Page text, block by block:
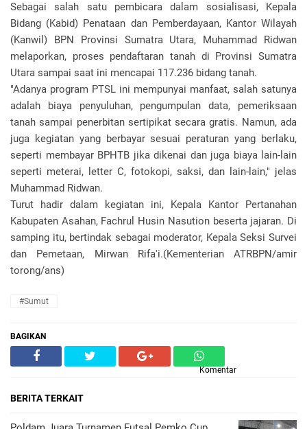
Sebagai salah satu pembicara dalam sosialisasi, Kepala
Bidang (Kabid) Penataan dan Pemberdayaan, Kantor Wilayah
(Kanwil) BPN Provinsi Sumatra Utara, Muhammad Ridwan
melaporkan, proses pendaftaran tanah di Provinsi Sumatra
Utara sampai saat ini mencapai 117.236 bidang tanah.
"Adanya program PTSL ini mempunyai manfaat, salah satunya
adalah biaya penyuluhan, pengumpulan data, pemeriksaan
tanah sampai penerbitan sertipikat secara gratis. Namun, ada
juga kegiatan yang berbayar sesuai peraturan yang berlaku,
seperti membayar BPHTB jika dikenai dan juga biaya lain-lain
seperti meterai, letter C, fotokopi, saksi, dan lain-lain," jelas
Muhammad Ridwan.
Turut hadir dalam kegiatan ini, Kepala Kantor Pertanahan
Kabupaten Asahan, Fachrul Husin Nasution beserta jajaran. Di
samping itu, bertindak sebagai moderator, Kepala Seksi Survei
dan Pemetaan, Mirwan Rifa'i.(Kementerian ATRBPN/amir
torong/ans)
#Sumut
BAGIKAN
Komentar
BERITA TERKAIT